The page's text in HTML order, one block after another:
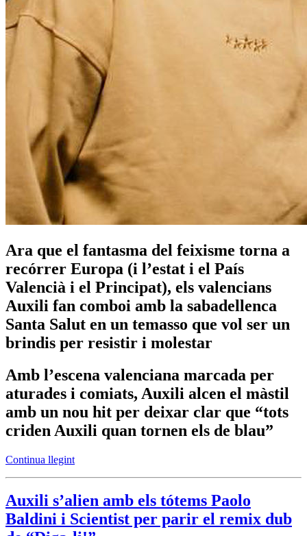
Ara que el fantasma del feixisme torna a
recórrer Europa (i l’estat i el País
Valencià i el Principat), els valencians
Auxili fan comboi amb la sabadellenca
Santa Salut en un temasso que vol ser un
brindis per resistir i molestar
Amb l’escena valenciana marcada per
aturades i comiats, Auxili alcen el màstil
amb un nou hit per deixar clar que “tots
criden Auxili quan tornen els de blau”
Continua llegint
Auxili s’alien amb els tótems Paolo
Baldini i Scientist per parir el remix dub